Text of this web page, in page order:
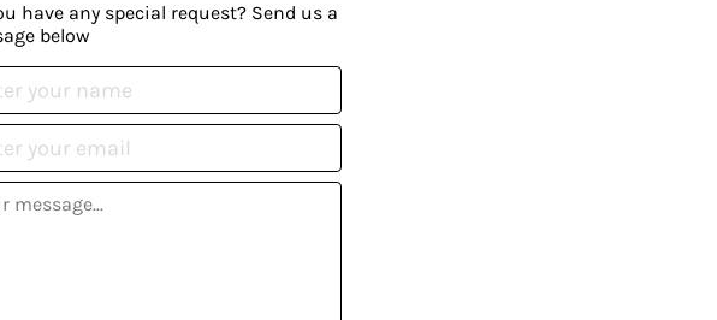
have any special request? Send us a
below